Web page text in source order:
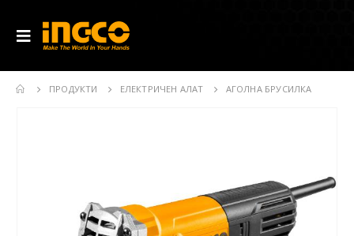
ПРОДУКТИ ЕЛЕКТРИЧЕН АЛАТ АГОЛНА БРУСИЛКА